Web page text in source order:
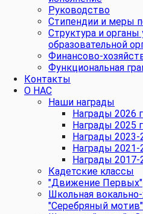
Руководство
Стипендии и меры
Структура и органы
образовательной
Финансово-
Функциональная
Контакты
О НАС
Наши награды
Награды 2026
Награды 2025
Награды 2023-
Награды 2021-
Награды 2017-
Кадетские классы
"Движение Первых"
Школьная
"Серебряный мотив"